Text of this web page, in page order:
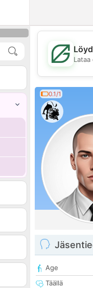
0.1/1
Age
Täällä